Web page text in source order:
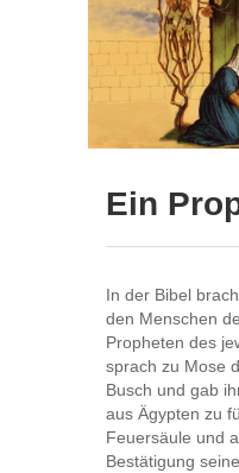
Ein
In der Bibel
den Menschen
Propheten des
sprach zu Mose
Busch und gab
aus Ägypten zu
Feuersäule und
Bestätigung